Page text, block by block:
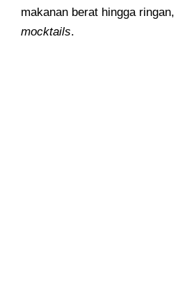
makanan berat hingga
mocktails.